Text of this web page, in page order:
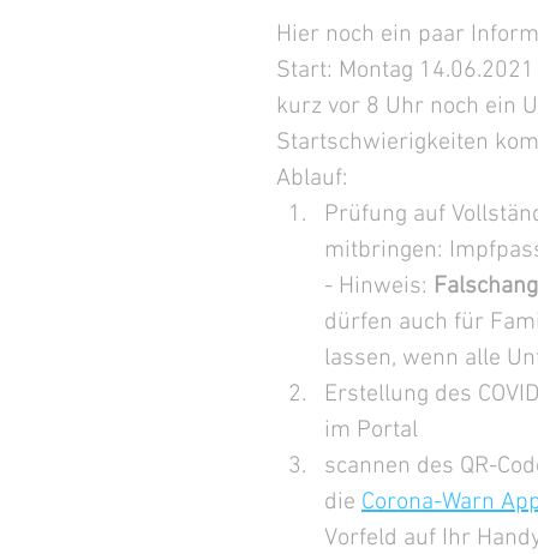
Hier noch ein paar
Start: Montag
kurz vor 8 Uhr noch ein
Startschwierigkeiten
Ablauf:
Prüfung auf
mitbringen:
- Hinweis:
dürfen auch für
lassen, wenn alle
Erstellung des
im Portal
scannen des QR-
die Corona-Warn
Vorfeld auf Ihr